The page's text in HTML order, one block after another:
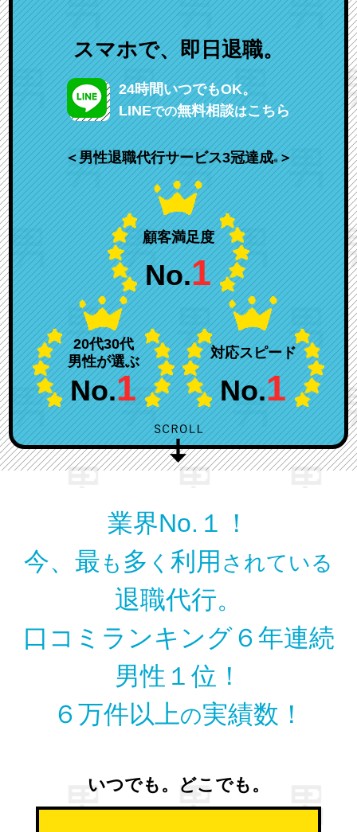
スマホで、即日退職。
24時間いつでもOK。
LINEでの無料相談はこちら
＜男性退職代行サービス3冠達成※＞
対応スピード
No.1
20代30代
男性が選ぶ
No.1
顧客満足度
No.1
業界No.１！
今、最 も 多 く 利用 されている
退職代行。
口コミランキング６年連続
男性１位！
６万件以上の実績数！
いつでも。どこでも。